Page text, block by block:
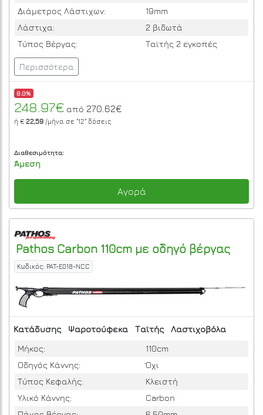
Διάμετρος Λάστιχων:
19mm
Λάστιχα:
2 βιδωτά
Τύπος Βέργας:
Ταϊτής 2 εγκοπές
Περισσότερα
8.0%
248.97€ από 270.62€
ή € 22,59 /μήνα σε "12" δόσεις
Διαθεσιμότητα:
Άμεση
Αγορά
Pathos Carbon 110cm με οδηγό βέργας
Κωδικός: PAT-E018-NCC
Κατάδυσης Ψαροτούφεκα Ταϊτής
Λαστιχοβόλα
Μήκος:
110cm
Οδηγός Κάννης:
Όχι
Τύπος Κεφαλής:
Κλειστή
Υλικό Κάννης:
Carbon